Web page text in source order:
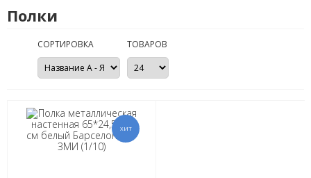
Полки
СОРТИРОВКА ТОВАРОВ